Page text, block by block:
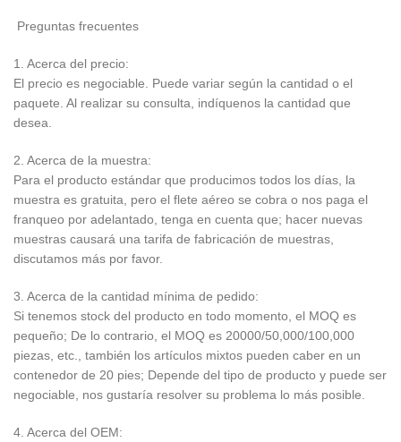
Preguntas frecuentes
1. Acerca del precio:
El precio es negociable. Puede variar según la cantidad o el
paquete. Al realizar su consulta, indíquenos la cantidad que
desea.
2. Acerca de la muestra:
Para el producto estándar que producimos todos los días, la
muestra es gratuita, pero el flete aéreo se cobra o nos paga el
franqueo por adelantado, tenga en cuenta que; hacer nuevas
muestras causará una tarifa de fabricación de muestras,
discutamos más por favor.
3. Acerca de la cantidad mínima de pedido:
Si tenemos stock del producto en todo momento, el MOQ es
pequeño; De lo contrario, el MOQ es 20000/50,000/100,000
piezas, etc., también los artículos mixtos pueden caber en un
contenedor de 20 pies; Depende del tipo de producto y puede ser
negociable, nos gustaría resolver su problema lo más posible.
4. Acerca del OEM: